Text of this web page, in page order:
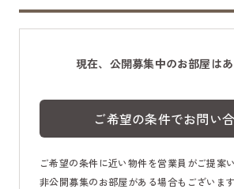
現在、公開募集中のお部屋は
ご希望の条件でお問い
ご希望の条件に近い物件を営業員がご提案
非公開募集のお部屋がある場合もございま